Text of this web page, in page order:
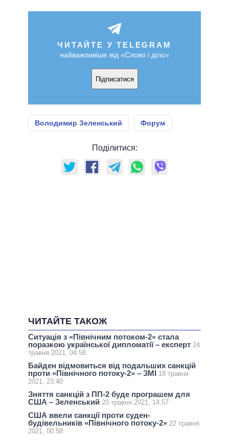
ЧИТАЙТЕ У TELEGRAM
найважливіше від «Слово і діло»
Підписатися
Володимир Зеленський Форум
Поділитися:
ЧИТАЙТЕ ТАКОЖ
Ситуація з «Північним потоком-2» стала
поразкою української дипломатії – експерт 24
травня 2021, 04:58
Байден відмовиться від подальших санкцій
проти «Північного потоку-2» – ЗМІ 18 травня
2021, 23:40
Зняття санкцій з ПП-2 буде програшем для
США – Зеленський 20 травня 2021, 14:57
США ввели санкції проти суден-
будівельників «Північного потоку-2» 22 травня
2021, 00:58